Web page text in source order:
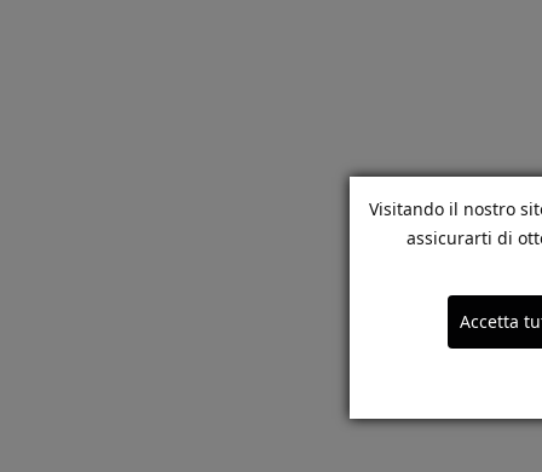
Visitando il nostro
assicurarti di
Accetta